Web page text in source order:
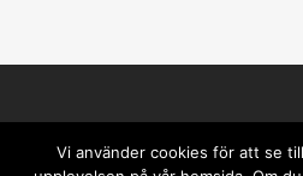
Vi använder cookies för att se